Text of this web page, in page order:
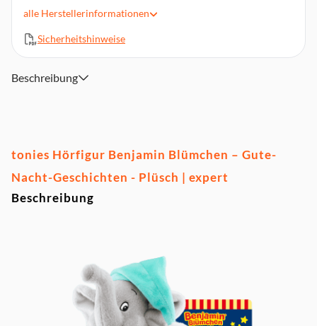
Magnethaftend, handbemalt, integrierter NFC-Chip
Material: Kunststoff
Achtung. Nicht für Kinder unter 36 Monaten geeignet.
alle Herstellerinformationen
Sicherheitshinweise
Beschreibung
tonies Hörfigur Benjamin Blümchen – Gute-
Nacht-Geschichten - Plüsch | expert
Beschreibung